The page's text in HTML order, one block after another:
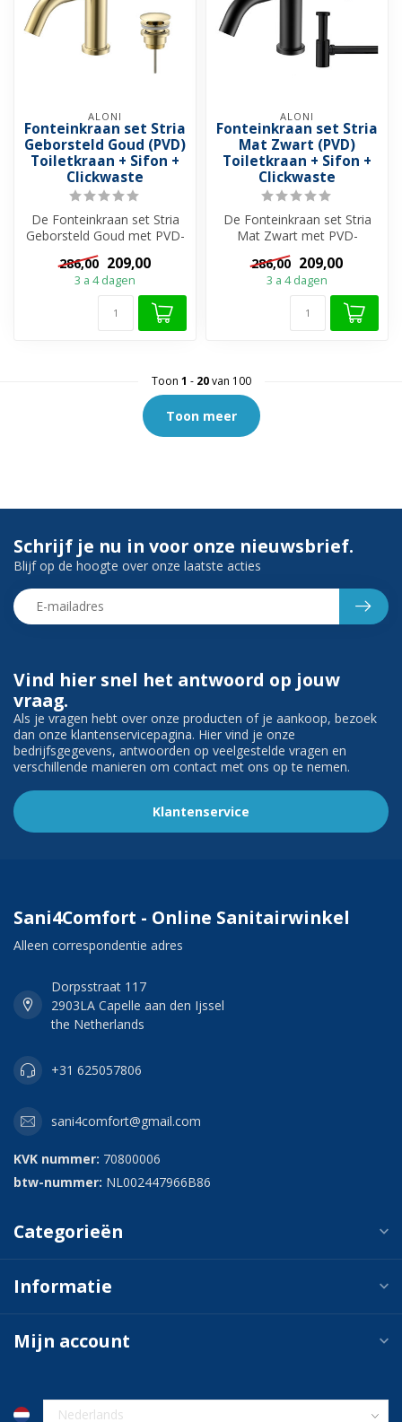
ALONI
Fonteinkraan set Stria
Geborsteld Goud (PVD)
Toiletkraan + Sifon +
Clickwaste
De Fonteinkraan set Stria
Geborsteld Goud met PVD-
coating van Aloni is dé
keuze ...
286,00 209,00
3 a 4 dagen
ALONI
Fonteinkraan set Stria
Mat Zwart (PVD)
Toiletkraan + Sifon +
Clickwaste
De Fonteinkraan set Stria
Mat Zwart met PVD-
coating van Aloni is dé
keuze voor e...
286,00 209,00
3 a 4 dagen
Toon 1 - 20van 100
Toon meer
Vind hier snel het antwoord op jouw
vraag.
Als je vragen hebt over onze producten of je aankoop, bezoek
dan onze klantenservicepagina. Hier vind je onze
bedrijfsgegevens, antwoorden op veelgestelde vragen en
verschillende manieren om contact met ons op te nemen.
Klantenservice
Schrijf je nu in voor onze nieuwsbrief.
Blijf op de hoogte over onze laatste acties
Sani4Comfort - Online Sanitairwinkel
Alleen correspondentie adres
Dorpsstraat 117
2903LA Capelle aan den Ijssel
the Netherlands
+31 625057806
sani4comfort@gmail.com
KVK nummer: 70800006
btw-nummer: NL002447966B86
Categorieën
Informatie
Mijn account